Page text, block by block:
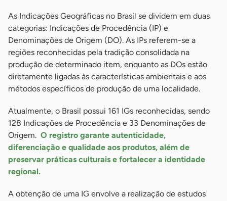
As Indicações Geográficas no Brasil se dividem em duas
categorias: Indicações de Procedência (IP) e
Denominações de Origem (DO). As IPs referem-se a
regiões reconhecidas pela tradição consolidada na
produção de determinado item, enquanto as DOs estão
diretamente ligadas às características ambientais e aos
métodos específicos de produção de uma localidade.
Atualmente, o Brasil possui 161 IGs reconhecidas, sendo
128 Indicações de Procedência e 33 Denominações de
Origem. O registro garante autenticidade,
diferenciação e qualidade aos produtos, além de
preservar práticas culturais e fortalecer a identidade
regional.
A obtenção de uma IG envolve a realização de estudos